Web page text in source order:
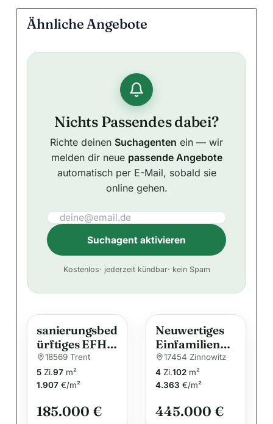
Ähnliche Angebote
Nichts Passendes dabei?
Richte deinen Suchagenten ein — wir
melden dir neue passende Angebote
automatisch per E-Mail, sobald sie
online gehen.
Suchagent aktivieren
A
t
Kostenlos· jederzeit kündbar· kein Spam
sanierungsbed
ürftiges EFH
mit
Nebengelass
u. großem
18569 Trent
5 Zi.97 m²
1.907 €/m²
185.000 €
Neuwertiges
Einfamilienha
us in
Waldrandlage
im Ostseebad
17454 Zinnowitz
4 Zi.102 m²
4.363 €/m²
445.000 €